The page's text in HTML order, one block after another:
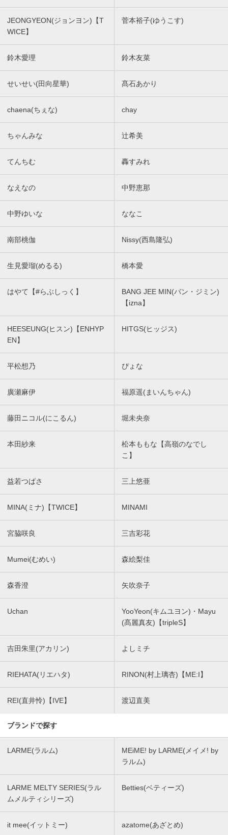
JEONGYEON(ジョンヨン)【T
WICE】
菅本裕子(ゆうこす)
鈴木愛理 鈴木友菜
せいせい(田向星華) 髙石あかり
chaena(ちぇな) chay
ちゃんみな 辻希美
てんちむ 轟すみれ
なえなの 中野恵那
中野ゆいな ななこ
南部桃伽 Nissy(西島隆弘)
生見愛瑠(めるる) 橋本愛
はやて【#らぶしっく】
BANG JEE MIN(バン・ジミン)
【izna】
HEESEUNG(ヒスン)【ENHYP
EN】
HITGS(ヒッジス)
平松想乃 ぴょな
廣瀬麻伊 福原遥(まいんちゃん)
藤田ニコル(にこるん) 堀未央奈
本田紗来
松本ももな【高嶺のなでし
こ】
益若つばさ 三上悠亜
MINA(ミナ)【TWICE】 MINAMI
宮脇咲良 三吉彩花
Mumei(むめい) 森絵梨佳
森香澄 矢吹奈子
Uchan
YooYeon(キムユヨン)・Mayu
(髙麗真友)【tripleS】
吉田朱里(アカリン) よしミチ
RIEHATA(リエハタ) RINON(村上璃杏)【ME:I】
REI(直井怜)【IVE】 渡辺直美
ブランドで探す
LARME(ラルム)
MEiME! by LARME(メイメ! by
ラルム)
LARME MELTY SERIES(ラル
ムメルティシリーズ)
Betties(ベティーズ)
it mee(イットミー) azatome(あざとめ)